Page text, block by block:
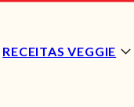
RECEITAS VEGGIE